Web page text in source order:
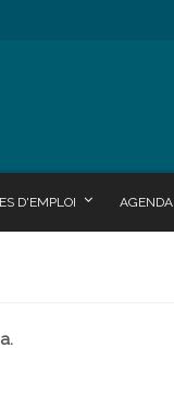
D'EMPLOI AGENDA